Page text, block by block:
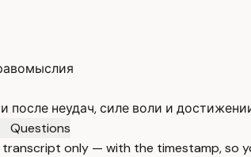
после неудач, силе воли и
Questions
only — with the timestamp, so